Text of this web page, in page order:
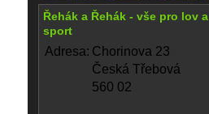
Řehák a Řehák - vše pro lov a
sport
Adresa: Chorinova 23
Česká Třebová
560 02